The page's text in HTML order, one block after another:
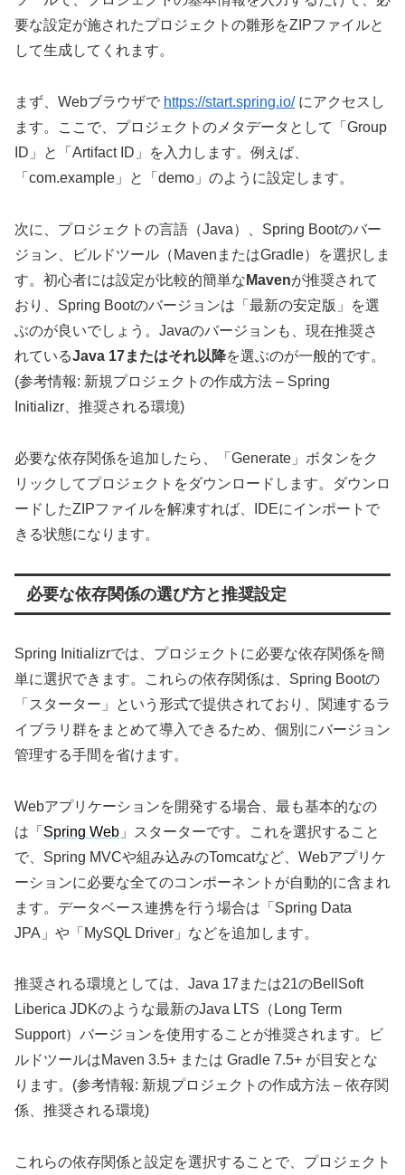
要な設定が施されたプロジェクトの雛形をZIPファイルと
して生成してくれます。
まず、Webブラウザで https://start.spring.io/にアクセスし
ます。ここで、プロジェクトのメタデータとして「Group
ID」と「Artifact ID」を入力します。例えば、
「com.example」と「demo」のように設定します。
次に、プロジェクトの言語（Java）、Spring Bootのバー
ジョン、ビルドツール（MavenまたはGradle）を選択しま
す。初心者には設定が比較的簡単な Mavenが推奨されて
おり、Spring Bootのバージョンは「最新の安定版」を選
ぶのが良いでしょう。Javaのバージョンも、現在推奨さ
れているJava 17またはそれ以降を選ぶのが一般的です。
(参考情報: 新規プロジェクトの作成方法 – Spring
Initializr、推奨される環境)
必要な依存関係を追加したら、「Generate」ボタンをク
リックしてプロジェクトをダウンロードします。ダウンロ
ードしたZIPファイルを解凍すれば、IDEにインポートで
きる状態になります。
必要な依存関係の選び方と推奨設定
Spring Initializrでは、プロジェクトに必要な依存関係を簡
単に選択できます。これらの依存関係は、Spring Bootの
「スターター」という形式で提供されており、関連するラ
イブラリ群をまとめて導入できるため、個別にバージョン
管理する手間を省けます。
Webアプリケーションを開発する場合、最も基本的なの
は「 Spring Web 」スターターです。これを選択すること
で、Spring MVCや組み込みのTomcatなど、Webアプリケ
ーションに必要な全てのコンポーネントが自動的に含まれ
ます。データベース連携を行う場合は「Spring Data
JPA」や「MySQL Driver」などを追加します。
推奨される環境としては、Java 17または21のBellSoft
Liberica JDKのような最新のJava LTS（Long Term
Support）バージョンを使用することが推奨されます。ビ
ルドツールはMaven 3.5+ または Gradle 7.5+ が目安とな
ります。(参考情報: 新規プロジェクトの作成方法 – 依存関
係、推奨される環境)
これらの依存関係と設定を選択することで、プロジェクト